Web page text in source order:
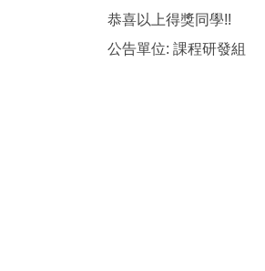
恭喜以上得獎同學!!
公告單位: 課程研發組